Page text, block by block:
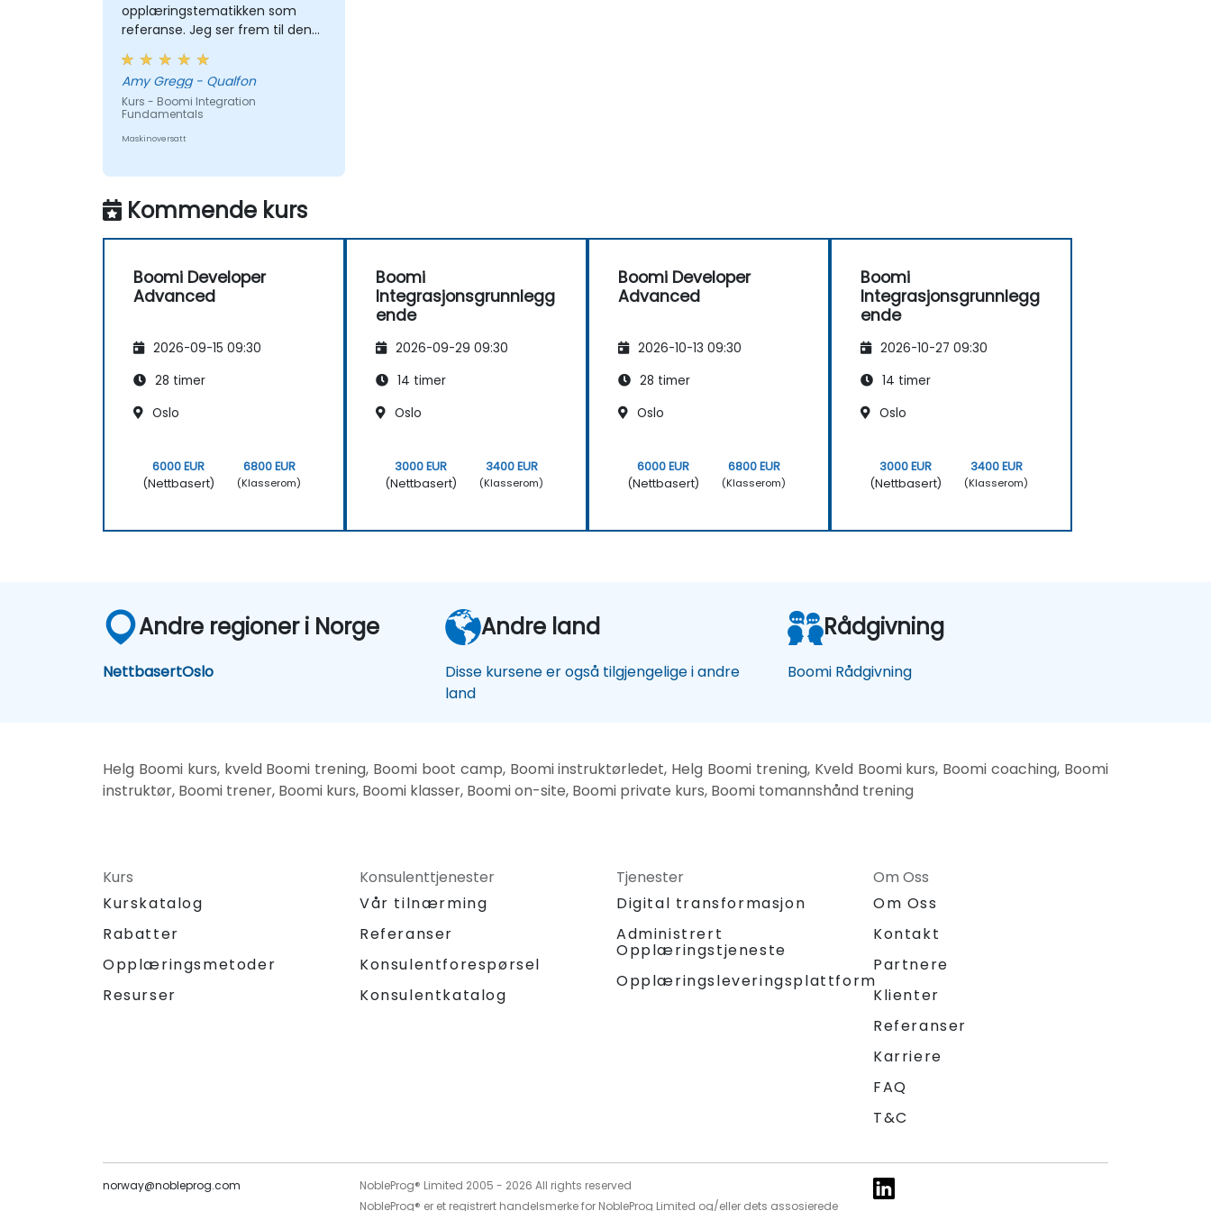
opplæringstematikken som
referanse. Jeg ser frem til den
avanserte opplæringen når vi er
klare.
Amy Gregg - Qualfon
Kurs - Boomi Integration
Fundamentals
Maskinoversatt
Kommende kurs
Boomi Developer
Advanced
2026-09-15 09:30
28 timer
Oslo
6000 EUR
(Nettbasert)
6800 EUR
(Klasserom)
Boomi
Integrasjonsgrunnlegg
ende
2026-09-29 09:30
14 timer
Oslo
3000 EUR
(Nettbasert)
3400 EUR
(Klasserom)
Boomi Developer
Advanced
2026-10-13 09:30
28 timer
Oslo
6000 EUR
(Nettbasert)
6800 EUR
(Klasserom)
Boomi
Integrasjonsgrunnlegg
ende
2026-10-27 09:30
14 timer
Oslo
3000 EUR
(Nettbasert)
3400 EUR
(Klasserom)
Andre regioner i Norge
NettbasertOslo
Andre land
Disse kursene er også tilgjengelige i andre
land
Rådgivning
Boomi Rådgivning
Helg Boomi kurs, kveld Boomi trening, Boomi boot camp, Boomi instruktørledet, Helg Boomi trening, Kveld Boomi kurs, Boomi coaching, Boomi
instruktør, Boomi trener, Boomi kurs, Boomi klasser, Boomi on-site, Boomi private kurs, Boomi tomannshånd trening
Kurs
Kurskatalog
Rabatter
Opplæringsmetoder
Resurser
Konsulenttjenester
Vår tilnærming
Referanser
Konsulentforespørsel
Konsulentkatalog
Tjenester
Digital transformasjon
Administrert
Opplæringstjeneste
Opplæringsleveringsplattform
Om Oss
Om Oss
Kontakt
Partnere
Klienter
Referanser
Karriere
FAQ
T&C
norway@nobleprog.com NobleProg® Limited 2005 - 2026 All rights reserved
NobleProg® er et registrert handelsmerke for NobleProg Limited og/eller dets assosierede